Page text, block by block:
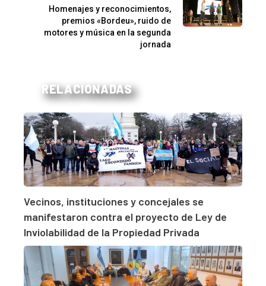
Homenajes y reconocimientos,
premios «Bordeu», ruido de
motores y música en la segunda
jornada
RELACIONADAS
Vecinos, instituciones y concejales se
manifestaron contra el proyecto de Ley de
Inviolabilidad de la Propiedad Privada